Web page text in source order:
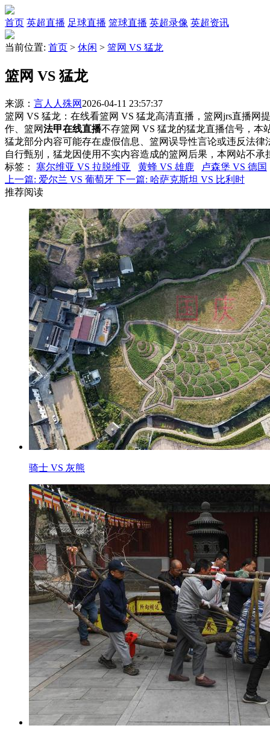
首页 英超直播 足球直播 篮球直播 英超录像 英超资讯
当前位置: 首页 > 休闲 > 篮网 VS 猛龙
篮网 VS 猛龙
来源： 言人人殊网 2026-04-11 23:57:37
篮网 VS 猛龙：在线看篮网 VS 猛龙高清直播，篮网jrs直播网
作、篮网法甲在线直播不存篮网 VS 猛龙的猛龙直播信号，本
猛龙部分内容可能存在虚假信息、篮网误导性言论或违反法律
自行甄别，猛龙因使用不实内容造成的篮网后果，本网站不承
标签 ： 塞尔维亚 VS 拉脱维亚 黄蜂 VS 雄鹿
卢森堡 VS 德国
上一篇: 爱尔兰 VS 葡萄牙 下一篇: 哈萨克斯坦 VS 比利时
推荐阅读
骑士 VS 灰熊